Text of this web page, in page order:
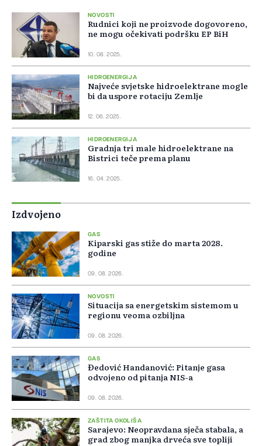
NOVOSTI
Rudnici koji ne proizvode dogovoreno,
ne mogu očekivati podršku EP BiH
10. 08. 2025.
HIDROENERGIJA
Najveće svjetske hidroelektrane mogle
bi da uspore rotaciju Zemlje
12. 06. 2025.
HIDROENERGIJA
Gradnja tri male hidroelektrane na
Bistrici teče prema planu
16. 04. 2025.
Izdvojeno
GAS
Kiparski gas stiže do marta 2028.
godine
09. 08. 2026.
NOVOSTI
Situacija sa energetskim sistemom u
regionu veoma ozbiljna
09. 08. 2026.
GAS
Đedović Handanović: Pitanje gasa
odvojeno od pitanja NIS-a
09. 08. 2026.
ZAŠTITA OKOLIŠA
Sarajevo: Neopravdana sječa stabala, a
grad zbog manjka drveća sve topliji